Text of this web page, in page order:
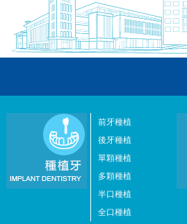
前牙種植
後牙種植
單顆種植
多顆種植
半口種植
全口種植